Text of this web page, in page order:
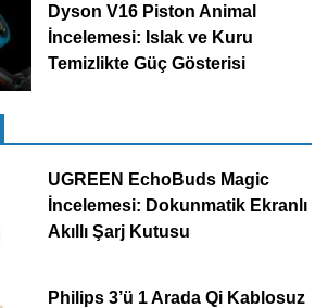
Dyson V16 Piston Animal
İncelemesi: Islak ve Kuru
Temizlikte Güç Gösterisi
UGREEN EchoBuds Magic
İncelemesi: Dokunmatik Ekranlı
Akıllı Şarj Kutusu
Philips 3’ü 1 Arada Qi Kablosuz